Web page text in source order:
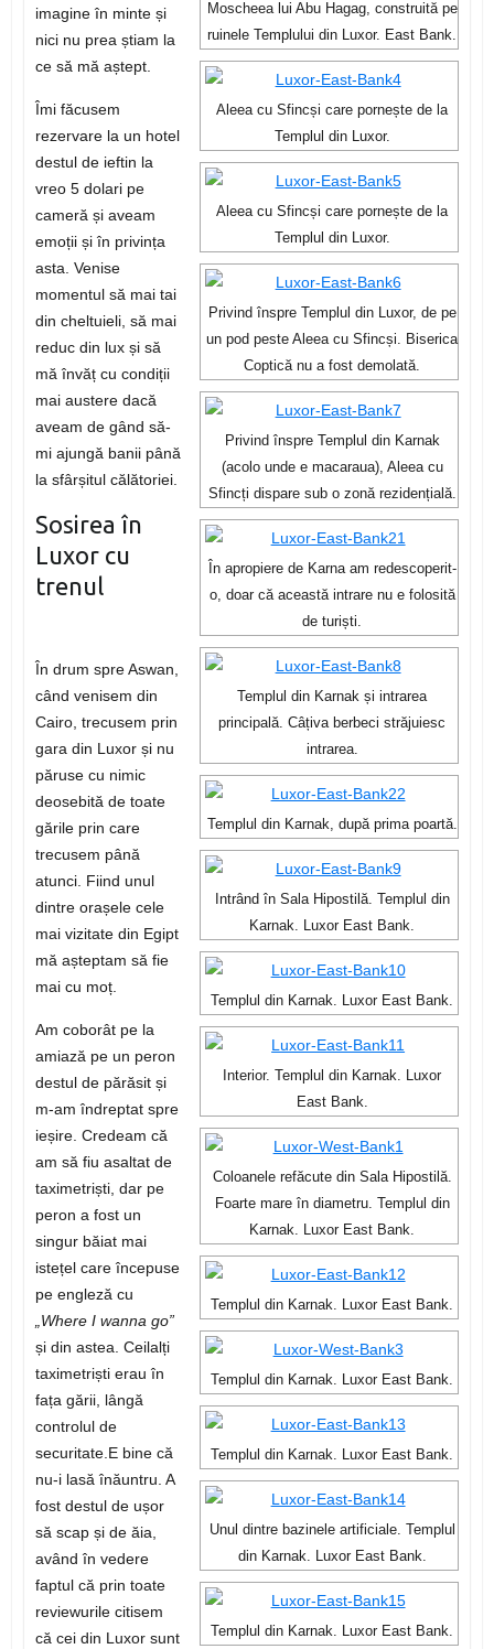
Moscheea lui Abu Hagag, construită pe
ruinele Templului din Luxor. East Bank.
Aleea cu Sfincși care pornește de la
Templul din Luxor.
Aleea cu Sfincși care pornește de la
Templul din Luxor.
Privind înspre Templul din Luxor, de pe
un pod peste Aleea cu Sfincși. Biserica
Coptică nu a fost demolată.
Privind înspre Templul din Karnak
(acolo unde e macaraua), Aleea cu
Sfincți dispare sub o zonă rezidențială.
În apropiere de Karna am redescoperit-
o, doar că această intrare nu e folosită
de turiști.
Templul din Karnak și intrarea
principală. Câțiva berbeci străjuiesc
intrarea.
Templul din Karnak, după prima poartă.
Intrând în Sala Hipostilă. Templul din
Karnak. Luxor East Bank.
Templul din Karnak. Luxor East Bank.
Interior. Templul din Karnak. Luxor
East Bank.
Coloanele refăcute din Sala Hipostilă.
Foarte mare în diametru. Templul din
Karnak. Luxor East Bank.
Templul din Karnak. Luxor East Bank.
Templul din Karnak. Luxor East Bank.
Templul din Karnak. Luxor East Bank.
Unul dintre bazinele artificiale. Templul
din Karnak. Luxor East Bank.
Templul din Karnak. Luxor East Bank.
imagine în minte și
nici nu prea știam la
ce să mă aștept.
Îmi făcusem
rezervare la un hotel
destul de ieftin la
vreo 5 dolari pe
cameră și aveam
emoții și în privința
asta. Venise
momentul să mai tai
din cheltuieli, să mai
reduc din lux și să
mă învăț cu condiții
mai austere dacă
aveam de gând să-
mi ajungă banii până
la sfârșitul călătoriei.
Sosirea în
Luxor cu
trenul
În drum spre Aswan,
când venisem din
Cairo, trecusem prin
gara din Luxor și nu
păruse cu nimic
deosebită de toate
gările prin care
trecusem până
atunci. Fiind unul
dintre orașele cele
mai vizitate din Egipt
mă așteptam să fie
mai cu moț.
Am coborât pe la
amiază pe un peron
destul de părăsit și
m-am îndreptat spre
ieșire. Credeam că
am să fiu asaltat de
taximetriști, dar pe
peron a fost un
singur băiat mai
istețel care începuse
pe engleză cu
„Where I wanna go”
și din astea. Ceilalți
taximetriști erau în
fața gării, lângă
controlul de
securitate.E bine că
nu-i lasă înăuntru. A
fost destul de ușor
să scap și de ăia,
având în vedere
faptul că prin toate
reviewurile citisem
că cei din Luxor sunt